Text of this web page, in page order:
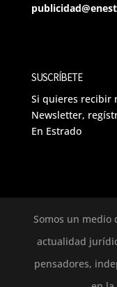
SUSCRÍBETE
Si quieres recibir
Newsletter,
En Estrado
Somos un medio
actualidad
pensadores,